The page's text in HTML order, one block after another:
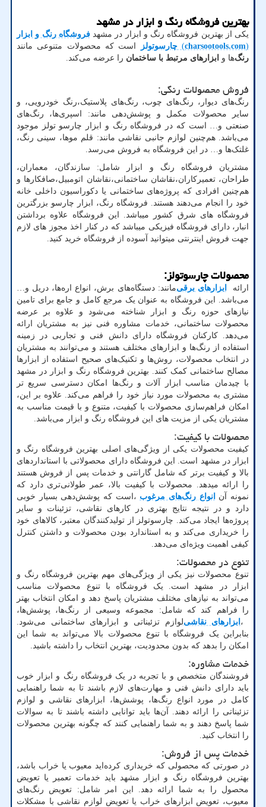
بهترین فروشگاه رنگ و ابزار در مشهد
یکی از بهترین فروشگاه رنگ و ابزار در مشهدفروشگاه رنگ و ابزار
چارسوتولز(charsootools.com)
است که محصولات متنوعی مانند
رنگ‌ها و ابزارهای مرتبط با ساختمان را عرضه می‌کند.
فروش محصولات رنگی:
رنگ‌های دیوار، رنگ‌های چوب، رنگ‌های پلاستیک،رنگ خودرویی، و
سایر محصولات مکمل و پوشش‌دهی مانند: اسپری‌ها، رنگ‌های
صنعتی و… است که در فروشگاه رنگ و ابزار چارسو تولز موجود
می‌باشد. هم‌چنین لوازم جانبی نقاشی مانند: قلم مو‌ها، سینی رنگ،
غلتک‌ها و… در این فروشگاه به فروش می‌رسد.
مشتریان فروشگاه رنگ و ابزار شامل: سازندگان، معماران،
طراحان، تعمیرکاران،نقاشان ساختمانی،نقاشان اتومبیل،صافکارها و
هم‌چنین افرادی که پروژه‌های ساختمانی یا دکوراسیون داخلی خانه
خود را انجام می‌دهند هستند. فروشگاه رنگ، ابزار چارسو بزرگترین
فروشگاه های شرق کشور میباشد. این فروشگاه علاوه برداشتن
انبار، دارای فروشگاه فیزیکی میباشد که در کنار اخذ مجوز های لازم
جهت فروش اینترنتی میتوانید آسوده از فروشگاه خرید کنید.
محصولات چارسوتولز:
ارائه ابزارهای برقیمانند: دستگاه‌های برش، انواع اره‌ها، دریل و…
می‌باشد. این فروشگاه‌ به عنوان یک مرجع کامل و جامع برای تامین
نیازهای حوزه رنگ و ابزار شناخته می‌شود و علاوه بر عرضه
محصولات ساختمانی، خدمات مشاوره فنی نیز به مشتریان ارائه
می‌دهد. کارکنان فروشگاه‌ دارای دانش فنی و تجاربی در زمینه
استفاده از رنگ‌ها و ابزارهای مختلف هستند و می‌توانند به مشتریان
در انتخاب محصولات، روش‌ها و تکنیک‌های صحیح استفاده از ابزار‌ها
مصالح ساختمانی کمک کنند. بهترین فروشگاه رنگ و ابزار در مشهد
با چیدمان مناسب ابزار آلات و رنگ‌ها امکان دسترسی سریع تر
مشتری به محصولات مورد نیاز خود را فراهم می‌کند. علاوه بر این،
امکان فراهم‌سازی محصولات با کیفیت، متنوع و با قیمت مناسب به
مشتریان یکی از مزیت های این فروشگاه رنگ و ابزار می‌باشد.
محصولات با کیفیت:
کیفیت محصولات یکی از ویژگی‌های اصلی بهترین فروشگاه رنگ و
ابزار در مشهد است. این فروشگاه دارای محصولاتی با استانداردهای
بالا و کیفیت برتر که شامل گارانتی و خدمات پس از فروش هستند
را ارائه میدهد. محصولات با کیفیت بالا، عمر طولانی‌تری دارد که
نمونه آن
، انواع رنگ‌های مرغوب
است که پوشش‌دهی بسیار خوبی
دارد و در نتیجه نتایج بهتری در کارهای نقاشی، تزئینات و سایر
پروژه‌ها ایجاد می‌کند. چارسوتولز از تولید‌کنندگان معتبر، کالاهای خود
را خریداری می‌کند و به استاندارد بودن محصولات و داشتن کنترل
کیفی اهمیت ویژه‌ای می‌دهد.
تنوع در محصولات:
تنوع محصولات نیز یکی از ویژگی‌های مهم بهترین فروشگاه رنگ و
ابزار در مشهد است. یک فروشگاه با تنوع محصولات مناسب
می‌تواند به نیازهای مختلف مشتریان پاسخ دهد و امکان انتخاب بهتر
را فراهم کند که شامل: مجموعه وسیعی از رنگ‌ها، پوشش‌ها،
ابزارهای نقاشی ،
لوازم تزئیناتی و ابزارهای ساختمانی می‌شود.
بنابراین یک فروشگاه با تنوع محصولات بالا می‌تواند به شما این
امکان را بدهد که بدون محدودیت، بهترین انتخاب را داشته باشید.
خدمات مشاوره:
فروشندگان متخصص و با تجربه در یک فروشگاه رنگ و ابزار خوب
باید دارای دانش فنی و مهارت‌های لازم باشند تا به شما راهنمایی
کامل در مورد انواع رنگ‌ها، پوشش‌ها، ابزارهای نقاشی و لوازم
تزئیناتی را ارائه دهند. آن‌ها باید توانایی داشته باشند تا به سوالات
شما پاسخ دهند و به شما راهنمایی کنند که چگونه بهترین محصولات
را انتخاب کنید.
خدمات پس از فروش:
در صورتی که محصولی که خریداری کرده‌اید معیوب یا خراب باشد،
بهترین فروشگاه رنگ و ابزار مشهد باید خدمات تعمیر یا تعویض
محصول را به شما ارائه دهد. این امر شامل: تعویض رنگ‌های
معیوب، تعویض ابزارهای خراب یا تعویض لوازم نقاشی با مشکلات